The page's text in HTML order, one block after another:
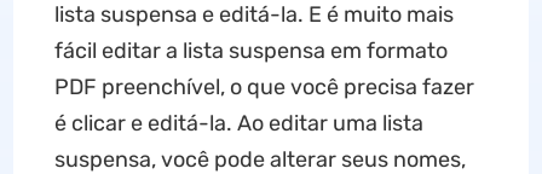
lista suspensa e editá-la. E é muito mais
fácil editar a lista suspensa em formato
PDF preenchível, o que você precisa fazer
é clicar e editá-la. Ao editar uma lista
suspensa, você pode alterar seus nomes,